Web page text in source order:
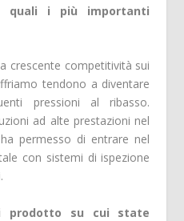
quali i più importanti
crescente competitività sui
tendono a diventare
pressioni al ribasso.
ad alte prestazioni nel
permesso di entrare nel
con sistemi di ispezione
prodotto su cui state